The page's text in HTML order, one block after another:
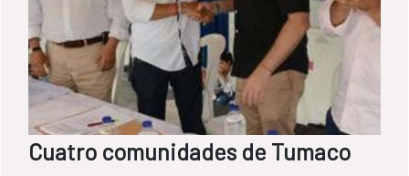
Cuatro comunidades de Tumaco